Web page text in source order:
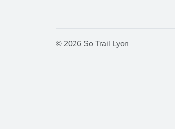
© 2026 So Trail Lyon